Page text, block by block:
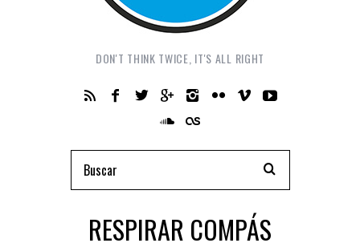
DON'T THINK TWICE, IT'S ALL RIGHT
RESPIRAR COMPÁS